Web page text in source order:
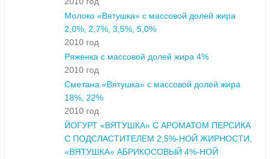
Молоко «Вятушка» с массовой долей жира
2,0%, 2,7%, 3,5%, 5,0%
2010 год
Ряженка с массовой долей жира 4%
2010 год
Сметана «Вятушка» с массовой долей жира
18%, 22%
2010 год
ЙОГУРТ «ВЯТУШКА» С АРОМАТОМ ПЕРСИКА
С ПОДСЛАСТИТЕЛЕМ 2,5%-НОЙ ЖИРНОСТИ,
«ВЯТУШКА» АБРИКОСОВЫЙ 4%-НОЙ